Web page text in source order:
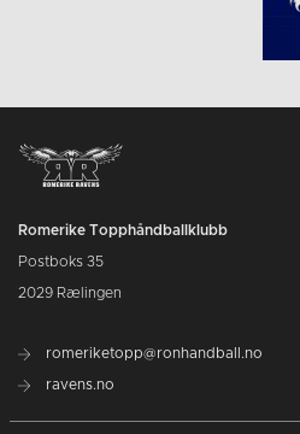
Romerike Topphåndballklubb
Postboks 35
2029 Rælingen
romeriketopp@ronhandball.no
ravens.no